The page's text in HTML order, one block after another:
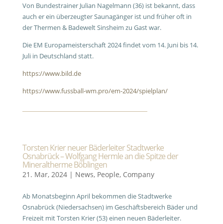
Von Bundestrainer Julian Nagelmann (36) ist bekannt, dass
auch er ein überzeugter Saunagänger ist und früher oft in
der Thermen & Badewelt Sinsheim zu Gast war.
Die EM Europameisterschaft 2024 findet vom 14. Juni bis 14.
Juli in Deutschland statt.
https://www.bild.de
https://www.fussball-wm.pro/em-2024/spielplan/
Torsten Krier neuer Bäderleiter Stadtwerke
Osnabrück – Wolfgang Hermle an die Spitze der
Mineraltherme Böblingen
21. Mar, 2024| News, People, Company
Ab Monatsbeginn April bekommen die Stadtwerke
Osnabrück (Niedersachsen) im Geschäftsbereich Bäder und
Freizeit mit Torsten Krier (53) einen neuen Bäderleiter.